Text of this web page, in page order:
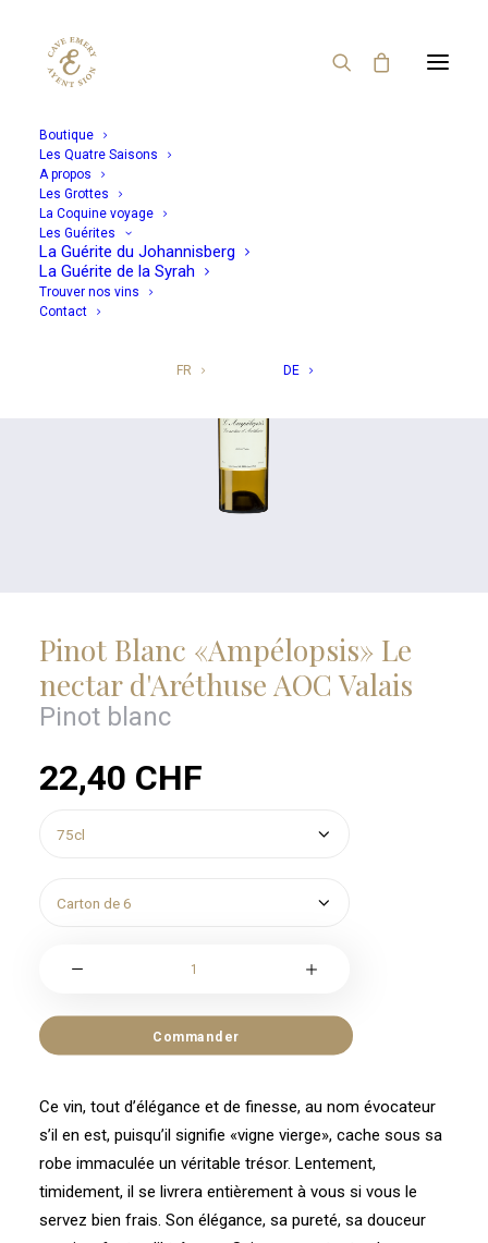
Boutique
Les Quatre Saisons
A propos
Les Grottes
La Coquine voyage
Les Guérites
La Guérite du Johannisberg
La Guérite de la Syrah
Trouver nos vins
Contact
FR DE
Revenir à la boutique
Pinot Blanc «Ampélopsis» Le
nectar d'Aréthuse AOC Valais
Pinot blanc
22,40 CHF
Blanc
«Ampélopsis»
nectar
d'Aréthuse
AOC
Valais
Commander
Ce vin, tout d’élégance et de finesse, au nom évocateur
s’il en est, puisqu’il signifie «vigne vierge», cache sous sa
robe immaculée un véritable trésor. Lentement,
timidement, il se livrera entièrement à vous si vous le
servez bien frais. Son élégance, sa pureté, sa douceur